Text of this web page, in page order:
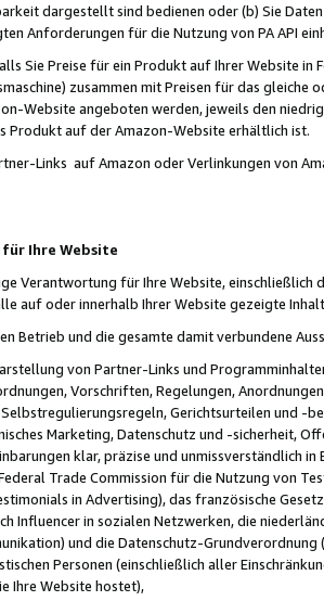
dargestellt sind bedienen oder (b) Sie
Anforderungen für die Nutzung von PA API
Sie Preise für ein Produkt auf Ihrer Website
zusammen mit Preisen für das
Website angeboten werden, jeweils den
Produkt auf der Amazon-Website erhältlich ist.
Links auf Amazon oder Verlinkungen von
Ihre Website
Verantwortung für Ihre Website,
auf oder innerhalb Ihrer Website gezeigte
Betrieb und die gesamte damit verbundene
von Partner-Links und
Vorschriften, Regelungen,
Gerichtsurteilen und -
Marketing, Datenschutz und -sicherheit,
klar, präzise und unmissverständlich
Trade Commission für die Nutzung von
in Advertising), das französische
Influencer in sozialen Netzwerken, die
und die Datenschutz-
Personen (einschließlich aller
Ihre Website hostet),